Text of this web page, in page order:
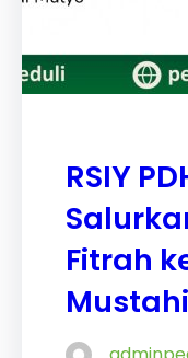
RSIY
Fitrah